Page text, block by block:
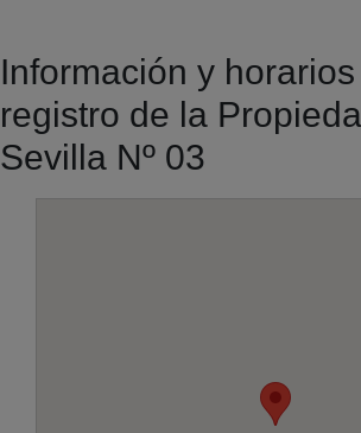
Información y
registro de la
Sevilla Nº 03